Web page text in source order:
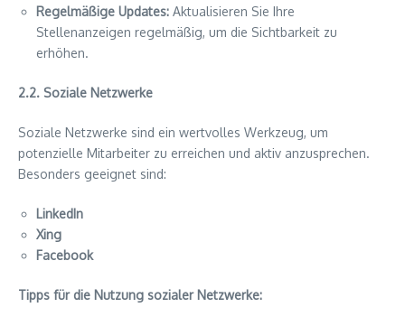
Regelmäßige Updates: Aktualisieren Sie Ihre
Stellenanzeigen regelmäßig, um die Sichtbarkeit zu
erhöhen.
2.2. Soziale Netzwerke
Soziale Netzwerke sind ein wertvolles Werkzeug, um
potenzielle Mitarbeiter zu erreichen und aktiv anzusprechen.
Besonders geeignet sind:
LinkedIn
Xing
Facebook
Tipps für die Nutzung sozialer Netzwerke: